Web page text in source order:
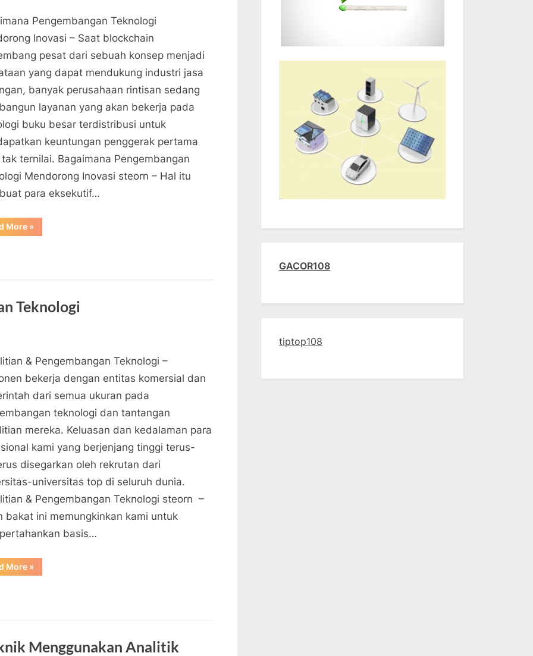
Pengembangan Teknologi
Inovasi – Saat blockchain
pesat dari sebuah konsep menjadi
yang dapat mendukung industri jasa
banyak perusahaan rintisan sedang
layanan yang akan bekerja pada
buku besar terdistribusi untuk
keuntungan penggerak pertama
ternilai. Bagaimana Pengembangan
Mendorong Inovasi steorn – Hal itu
para eksekutif…
More“Bagaimana
Pengembangan
»
Teknologi
& Pengembangan Teknologi –
bekerja dengan entitas komersial dan
dari semua ukuran pada
teknologi dan tantangan
mereka. Keluasan dan kedalaman para
kami yang berjenjang tinggi terus-
disegarkan oleh rekrutan dari
universitas top di seluruh dunia.
& Pengembangan Teknologi steorn –
bakat ini memungkinkan kami untuk
basis…
More“Penelitian
&
»
Menggunakan Analitik
GACOR108
tiptop108